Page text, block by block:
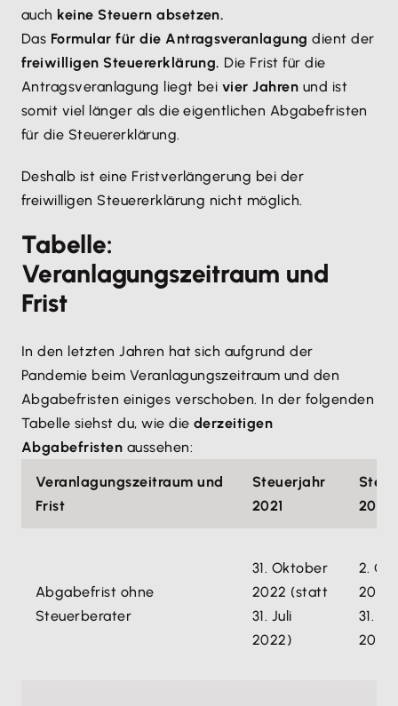
auch keine Steuern absetzen.
Das Formular für die Antragsveranlagung dient der
freiwilligen Steuererklärung. Die Frist für die
Antragsveranlagung liegt bei vier Jahren und ist
somit viel länger als die eigentlichen Abgabefristen
für die Steuererklärung.
Deshalb ist eine Fristverlängerung bei der
freiwilligen Steuererklärung nicht möglich.
Tabelle:
Veranlagungszeitraum und
Frist
In den letzten Jahren hat sich aufgrund der
Pandemie beim Veranlagungszeitraum und den
Abgabefristen einiges verschoben. In der folgenden
Tabelle siehst du, wie die derzeitigen
Abgabefristen aussehen:
Veranlagungszeitraum und
Frist
Steuerjahr
2021
2022
Abgabefrist ohne
Steuerberater
31. Oktober
2022 (statt
31. Juli
2022)
2.
2023
31. Juli
2023)